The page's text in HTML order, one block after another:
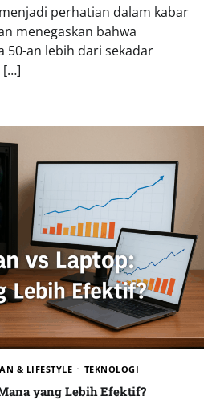
perhatian dalam kabar
menegaskan bahwa
50-an lebih dari sekadar
[…]
& LIFESTYLE TEKNOLOGI
yang Lebih Efektif?